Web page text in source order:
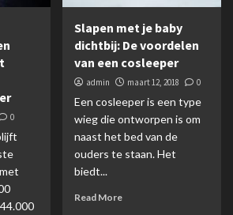
0
Slapen met je baby
dichtbij: De voordelen
van een cosleeper
admin maart 12, 2018 0
Een cosleeper is een type
wieg die ontworpen is om
naast het bed van de
ouders te staan. Het
biedt...
Read More